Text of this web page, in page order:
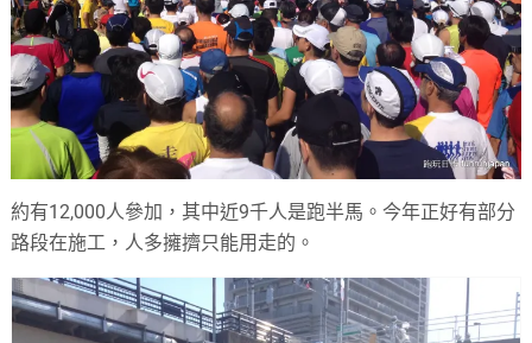
約有12,000人參加，其中近9千人是跑半馬。今年正好有部分
路段在施工，人多擁擠只能用走的。